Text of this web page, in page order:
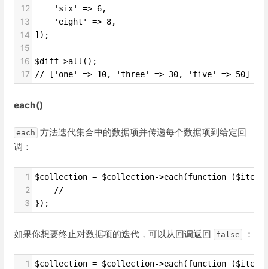
12
    'six' => 6,
13
    'eight' => 8,
14 ]);
15
16
$diff->all();
17 // ['one' => 10, 'three' => 30, 'five' => 50]
each()
each 方法迭代集合中的数据项并传递每个数据项到给定回
调：
1 $collection = $collection->each(function
2
    //
3 });
如果你想要终止对数据项的迭代，可以从回调返回 false ：
1 $collection = $collection->each(function